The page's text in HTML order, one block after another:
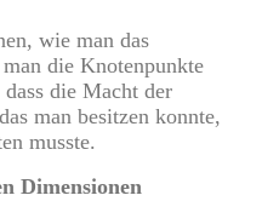
wie man das
die Knotenpunkte
die Macht der
man besitzen konnte,
musste.
Dimensionen